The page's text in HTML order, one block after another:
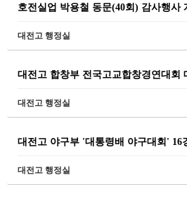
호전실업 박용철 동문(40회) 감사행사
대전고 행정실
대전고 합창부 전국고교합창경연대회
대전고 행정실
대전고 야구부 '대통령배 야구대회'
대전고 행정실